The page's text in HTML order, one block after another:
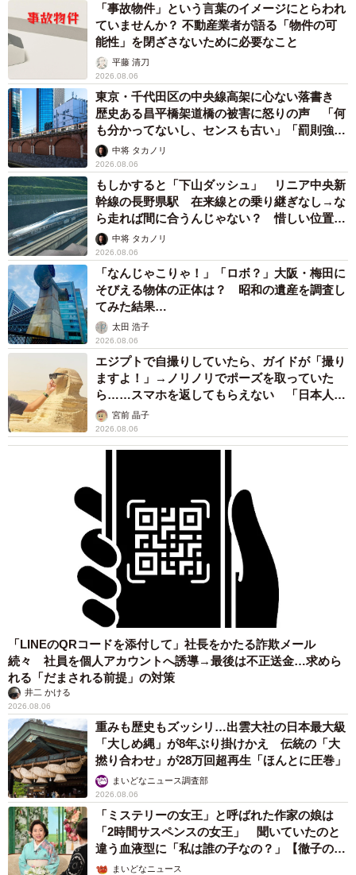
「事故物件」という言葉のイメージにとらわれ
ていませんか？ 不動産業者が語る「物件の可
能性」を閉ざさないために必要なこと
平藤 清刀
2026.08.06
東京・千代田区の中央線高架に心ない落書き
歴史ある昌平橋架道橋の被害に怒りの声 「何
も分かってないし、センスも古い」「罰則強化
して」中将 タカノリ
2026.08.06
もしかすると「下山ダッシュ」 リニア中央新
幹線の長野県駅 在来線との乗り継ぎなし→な
ら走れば間に合うんじゃない？ 惜しい位置関
係が反響
中将 タカノリ
2026.08.06
「なんじゃこりゃ！」「ロボ？」大阪・梅田に
そびえる物体の正体は？ 昭和の遺産を調査し
てみた結果…
太田 浩子
2026.08.06
エジプトで自撮りしていたら、ガイドが「撮り
ますよ！」→ノリノリでポーズを取っていた
ら……スマホを返してもらえない 「日本人は
カモ代表かも」「私は6時間で3万円払った」
宮前 晶子
2026.08.06
「LINEのQRコードを添付して」社長をかたる詐欺メール
続々 社員を個人アカウントへ誘導→最後は不正送金…求めら
れる「だまされる前提」の対策
井二 かける
2026.08.06
重みも歴史もズッシリ…出雲大社の日本最大級
「大しめ縄」が8年ぶり掛けかえ 伝統の「大
撚り合わせ」が28万回超再生「ほんとに圧巻」
まいどなニュース調査部
2026.08.06
「ミステリーの女王」と呼ばれた作家の娘は
「2時間サスペンスの女王」 聞いていたのと
違う血液型に「私は誰の子なの？」【徹子の部
屋】まいどなニュース